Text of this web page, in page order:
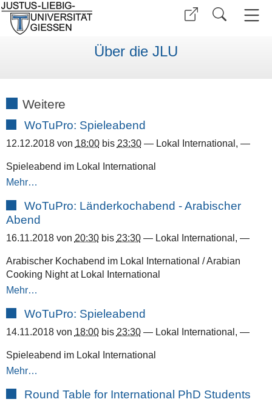
Über die JLU
Weitere
WoTuPro: Spieleabend
12.12.2018von 18:00bis 23:30 — Lokal International , —
Spieleabend im Lokal International
Mehr…
WoTuPro: Länderkochabend - Arabischer
Abend
16.11.2018von 20:30bis 23:30 — Lokal International , —
Arabischer Kochabend im Lokal International / Arabian
Cooking Night at Lokal International
Mehr…
WoTuPro: Spieleabend
14.11.2018von 18:00bis 23:30 — Lokal International , —
Spieleabend im Lokal International
Mehr…
Round Table for International PhD Students